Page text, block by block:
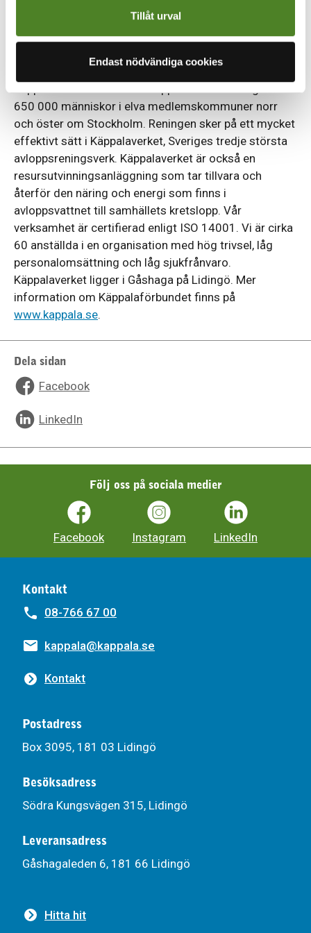
Tillåt urval
Endast nödvändiga cookies
senast den 19 augusti. Intervjuer kommer att ske
Om Käppalaförbundet
Käppalaförbundet renar avloppsvatten från ungefär
650 000 människor i elva medlemskommuner norr
och öster om Stockholm. Reningen sker på ett mycket
effektivt sätt i Käppalaverket, Sveriges tredje största
avloppsreningsverk. Käppalaverket är också en
resursutvinningsanläggning som tar tillvara och
återför den näring och energi som finns i
avloppsvattnet till samhällets kretslopp. Vår
verksamhet är certifierad enligt ISO 14001. Vi är cirka
60 anställda i en organisation med hög trivsel, låg
personalomsättning och låg sjukfrånvaro.
Käppalaverket ligger i Gåshaga på Lidingö. Mer
information om Käppalaförbundet finns på
www.kappala.se.
Dela sidan
Facebook
LinkedIn
Följ oss på sociala medier
Facebook Instagram LinkedIn
Kontakt
08-766 67 00
kappala@kappala.se
Kontakt
Postadress
Box 3095, 181 03 Lidingö
Besöksadress
Södra Kungsvägen 315, Lidingö
Leveransadress
Gåshagaleden 6, 181 66 Lidingö
Hitta hit